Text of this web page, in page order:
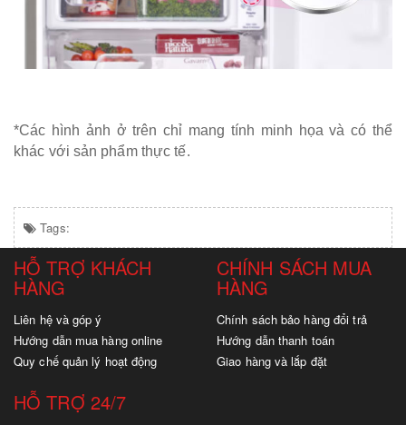
*Các hình ảnh ở trên chỉ mang tính minh họa và có thể
khác với sản phẩm thực tế.
Tags:
HỖ TRỢ KHÁCH
HÀNG
Liên hệ và góp ý
Hướng dẫn mua hàng online
Quy chế quản lý hoạt động
CHÍNH SÁCH MUA
HÀNG
Chính sách bảo hàng đổi trả
Hướng dẫn thanh toán
Giao hàng và lắp đặt
HỖ TRỢ 24/7